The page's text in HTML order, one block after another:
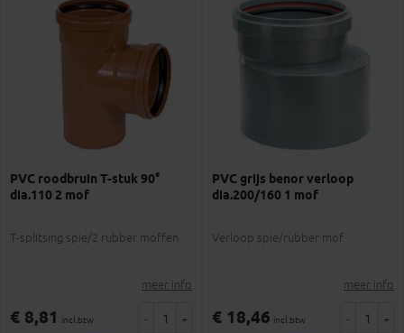
PVC roodbruin T-stuk 90°
dia.110 2 mof
T-splitsing spie/2 rubber moffen
meer info
€ 8,81 incl.btw - +
PVC grijs benor verloop
dia.200/160 1 mof
Verloop spie/rubber mof
meer info
€ 18,46 incl.btw - +